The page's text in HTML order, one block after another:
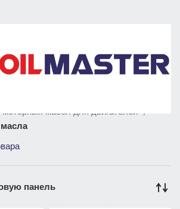
моторных масел для двигателей
панель